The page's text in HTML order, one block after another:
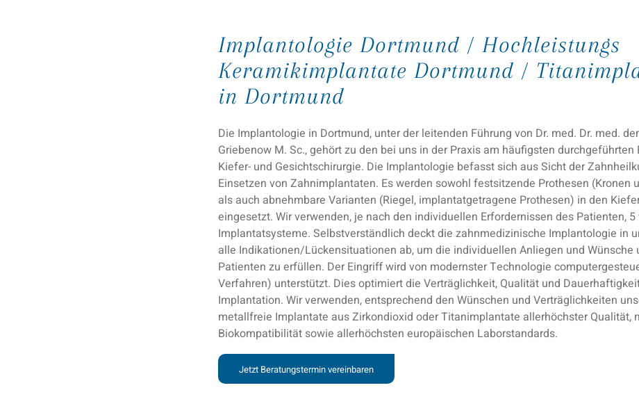
Implantologie Dortmund / Hochleistungs
Keramikimplantate Dortmund /
in Dortmund
Die Implantologie in Dortmund, unter der leitenden Führung von Dr. med. Dr. med.
Griebenow M. Sc., gehört zu den bei uns in der Praxis am häufigsten durchgeführten
Kiefer- und Gesichtschirurgie. Die Implantologie befasst sich aus Sicht der
Einsetzen von Zahnimplantaten. Es werden sowohl festsitzende Prothesen (Kronen
als auch abnehmbare Varianten (Riegel, implantatgetragene Prothesen) in den
eingesetzt. Wir verwenden, je nach den individuellen Erfordernissen des Patienten,
Implantatsysteme. Selbstverständlich deckt die zahnmedizinische Implantologie in
alle Indikationen/Lückensituationen ab, um die individuellen Anliegen und Wünsche
Patienten zu erfüllen. Der Eingriff wird von modernster Technologie
Verfahren) unterstützt. Dies optimiert die Verträglichkeit, Qualität und
Implantation. Wir verwenden, entsprechend den Wünschen und Verträglichkeiten
metallfreie Implantate aus Zirkondioxid oder Titanimplantate allerhöchster Qualität,
Biokompatibilität sowie allerhöchsten europäischen Laborstandards.
Jetzt Beratungstermin vereinbaren